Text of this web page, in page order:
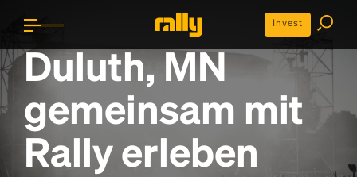
Invest
Duluth, MN
gemeinsam mit
Rally erleben